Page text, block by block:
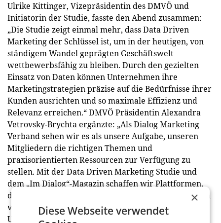
Ulrike Kittinger, Vizepräsidentin des DMVÖ und
Initiatorin der Studie, fasste den Abend zusammen:
„Die Studie zeigt einmal mehr, dass Data Driven
Marketing der Schlüssel ist, um in der heutigen, von
ständigem Wandel geprägten Geschäftswelt
wettbewerbsfähig zu bleiben. Durch den gezielten
Einsatz von Daten können Unternehmen ihre
Marketingstrategien präzise auf die Bedürfnisse ihrer
Kunden ausrichten und so maximale Effizienz und
Relevanz erreichen.“ DMVÖ Präsidentin Alexandra
Vetrovsky-Brychta ergänzte: „Als Dialog Marketing
Verband sehen wir es als unsere Aufgabe, unseren
Mitgliedern die richtigen Themen und
praxisorientierten Ressourcen zur Verfügung zu
stellen. Mit der Data Driven Marketing Studie und
dem „Im Dialog“-Magazin schaffen wir Plattformen,
die sowohl Wissen vermitteln, als auch den Austausch
von Best Practices fördern. So unterstützen wir
Unternehmen dabei, das Potenzial datengetriebenen
×
Diese Webseite verwendet